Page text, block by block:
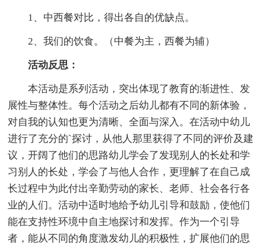
1、中西餐对比，得出各自的优缺点。
2、我们的饮食。（中餐为主，西餐为辅）
活动反思：
本活动是系列活动，突出体现了教育的渐进性、发
展性与整体性。每个活动之后幼儿都有不同的新体验，
对自我的认知也更为清晰、全面与深入。在活动中幼儿
进行了充分的`探讨，从他人那里获得了不同的评价及建
议，开阔了他们的思路幼儿学会了发现别人的长处和学
习别人的长处，学会了与他人合作，更理解了在自己成
长过程中为此付出辛勤劳动的家长、老师、社会各行各
业的人们。活动中适时地给予幼儿引导和鼓励，使他们
能在支持性环境中自主地探讨和发挥。作为一个引导
者，能从不同的角度激发幼儿的积极性，扩展他们的思